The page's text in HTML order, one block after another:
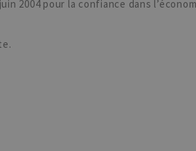
2004 pour la confiance dans